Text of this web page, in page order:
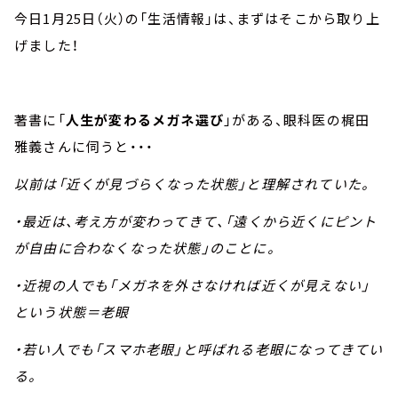
今日1月25日（火）の「生活情報」は、まずはそこから取り上
げました！
著書に「人生が変わるメガネ選び 」がある、眼科医の梶田
雅義さんに伺うと・・・
以前は「近くが見づらくなった状態」と理解されていた。
・最近は、考え方が変わってきて、「遠くから近くにピント
が自由に合わなくなった状態」のことに。
・近視の人でも「メガネを外さなければ近くが見えない」
という状態＝老眼
・若い人でも「スマホ老眼」と呼ばれる老眼になってきてい
る。